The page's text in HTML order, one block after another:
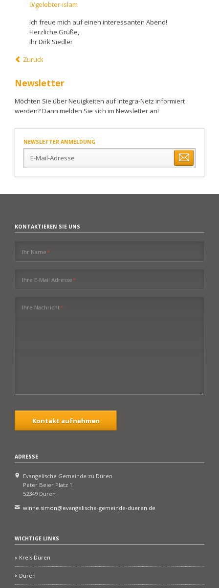
0/gelebter-islam
Ich freue mich auf einen interessanten Abend!
Herzliche Grüße,
Ihr Dirk Siedler
Zurück
Newsletter
Möchten Sie über Neuigkeiten auf Integra-Netz informiert
werden? Dann melden Sie sich im Newsletter an!
NEWSLETTER ANMELDUNG
Mail-
KONTAKTIEREN SIE UNS
Pflichtfeld
Ihr Name*
Pflichtfeld
Ihre E-Mail Adresse*
Pflichtfeld
Ihre Nachricht*
Kontakt aufnehmen
ADRESSE
Evangelische Gemeinde zu Düren
Peter Beier Platz 1
52349 Düren
winne.simon@evangelische-gemeinde-dueren.de
WICHTIGE LINKS
Kreis Düren
Düren